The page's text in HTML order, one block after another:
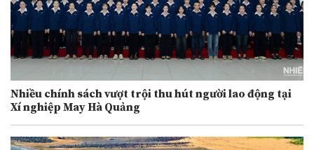
Nhiều chính sách vượt trội thu hút người lao động tại
Xí nghiệp May Hà Quảng